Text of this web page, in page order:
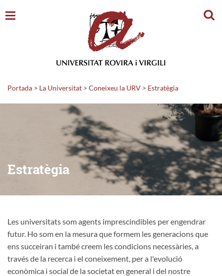
Portada > La Universitat > Coneixeu la URV > Estratègia
Estratègia
Les universitats som agents imprescindibles per engendrar
futur. Ho som en la mesura que formem les generacions que
ens succeiran i també creem les condicions necessàries, a
través de la recerca i el coneixement, per a l'evolució
econòmica i social de la societat en general i del nostre